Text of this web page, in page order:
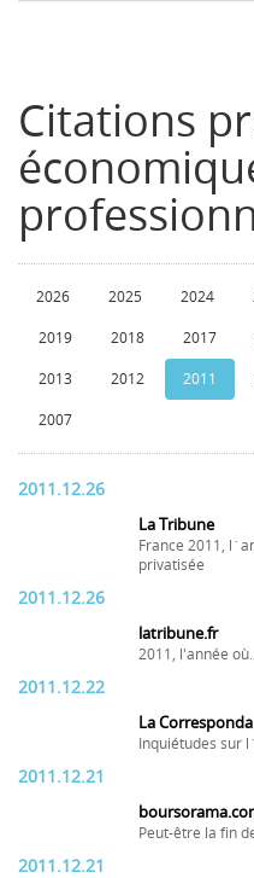
Citations
2026 2025 2024
2019 2018 2017
2013 2012 2011
2007
2011.12.26
La Tribune
France 2011,
privatisée
2011.12.26
latribune.fr
2011, l'année
2011.12.22
La
Inquiétudes sur
2011.12.21
Peut-être la fin
2011.12.21